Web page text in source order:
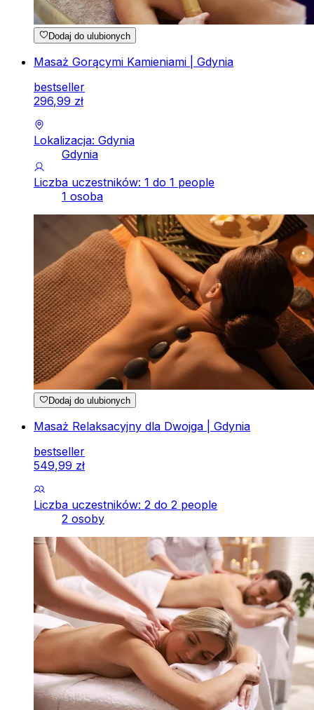
Dodaj do ulubionych
Masaż Gorącymi Kamieniami | Gdynia
bestseller
296,99 zł
Lokalizacja: Gdynia
Gdynia
Liczba uczestników: 1 do 1 people
1 osoba
Dodaj do ulubionych
Masaż Relaksacyjny dla Dwojga | Gdynia
bestseller
549,99 zł
Liczba uczestników: 2 do 2 people
2 osoby